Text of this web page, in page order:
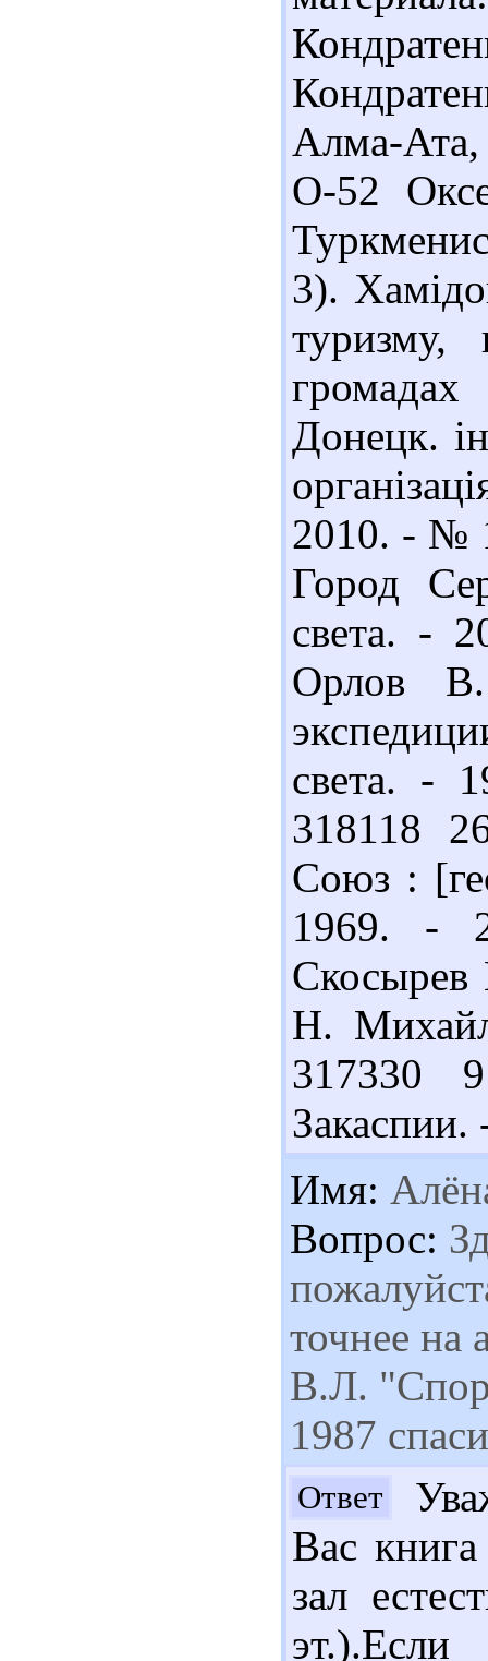
Алма-
О-52
3).
туризму,
Донецк.
2010. - №
Город
света. -
Орлов
света. -
318118
Союз :
1969. -
Н.
317330
Имя:
Вопрос:
точнее на
В.Л.
1987
Ответ
Вас
зал